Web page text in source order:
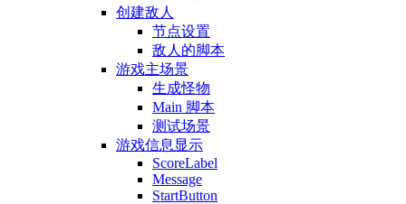
创建敌人
节点设置
敌人的脚本
游戏主场景
生成怪物
Main 脚本
测试场景
游戏信息显示
ScoreLabel
Message
StartButton